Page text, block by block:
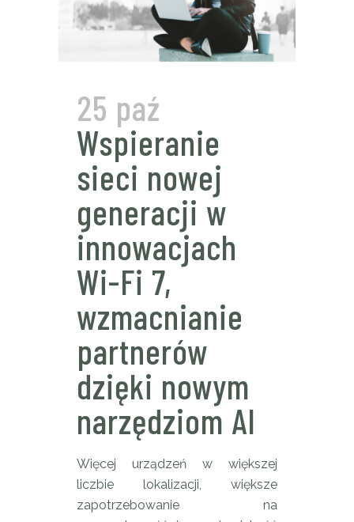
25 paź
Wspieranie
sieci nowej
generacji w
innowacjach
Wi-Fi 7,
wzmacnianie
partnerów
dzięki nowym
narzędziom AI
Więcej urządzeń w większej
liczbie lokalizacji, większe
zapotrzebowanie na